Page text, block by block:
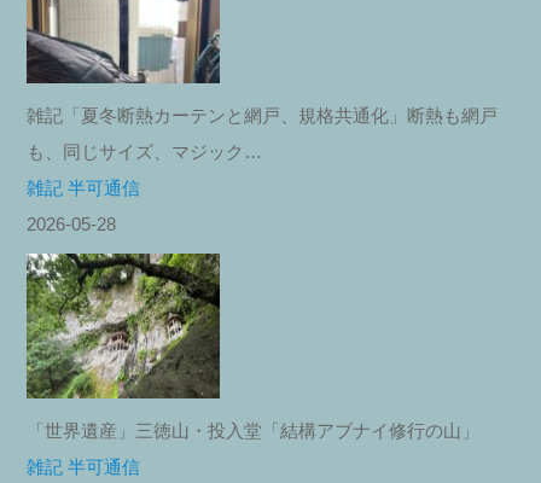
雑記「夏冬断熱カーテンと網戸、規格共通化」断熱も網戸
も、同じサイズ、マジック…
雑記 半可通信
2026-05-28
「世界遺産」三徳山・投入堂「結構アブナイ修行の山」
雑記 半可通信